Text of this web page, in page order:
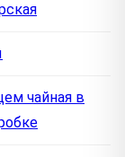
чайная в